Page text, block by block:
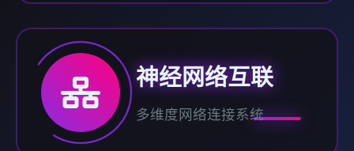
神经网络互联
多维度网络连接系统